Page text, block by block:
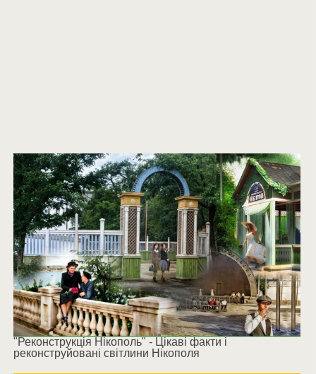
"Реконструкція Нікополь" - Цікаві факти і
реконструйовані світлини Нікополя